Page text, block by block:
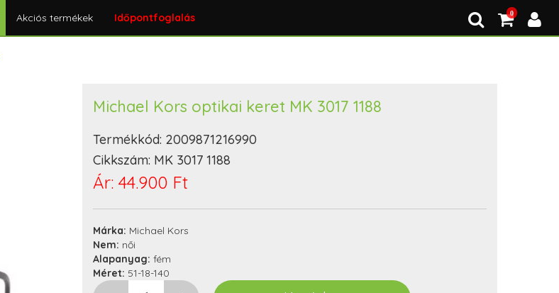
0
Akciós termékek Időpontfoglalás
Michael Kors optikai keret MK 3017 1188
Termékkód: 2009871216990
Cikkszám: MK 3017 1188
Ár: 44.900 Ft
Márka: Michael Kors
Nem: női
Alapanyag: fém
Méret: 51-18-140